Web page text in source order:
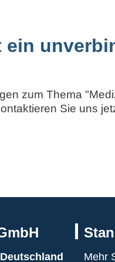
ein
zum Thema
Sie uns
Mehr